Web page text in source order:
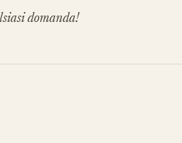
domanda!